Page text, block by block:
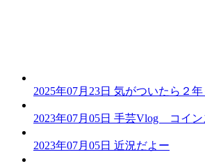
2025年07月23日 気がついたら２年
2023年07月05日 手芸Vlog コイン
2023年07月05日 近況だよー